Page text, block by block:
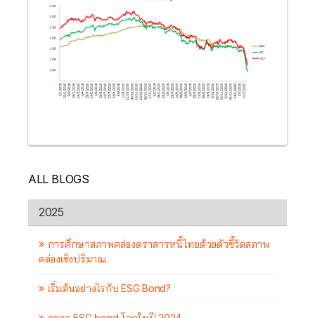
ALL BLOGS
2025
การศึกษาสภาพคล่องตราสารหนี้ไทยด้วยตัวชี้วัดสภาพ
คล่องเชิงปริมาณ
เริ่มต้นอย่างไรกับ ESG Bond?